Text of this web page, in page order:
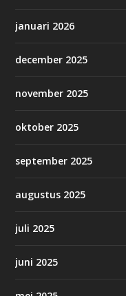
januari 2026
december 2025
november 2025
oktober 2025
september 2025
augustus 2025
juli 2025
juni 2025